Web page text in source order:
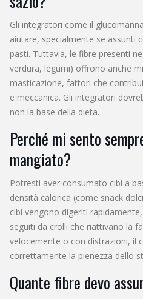
Gli integratori come il
aiutare, specialmente se assunti
pasti. Tuttavia, le fibre presenti
verdura, legumi) offrono anche
masticazione, fattori che
e meccanica. Gli integratori
non la base della dieta.
Perché mi sento
mangiato?
Potresti aver consumato cibi a
densità calorica (come snack
cibi vengono digeriti
seguiti da crolli che riattivano la
velocemente o con distrazioni, il
correttamente la pienezza dello
Quante fibre devo